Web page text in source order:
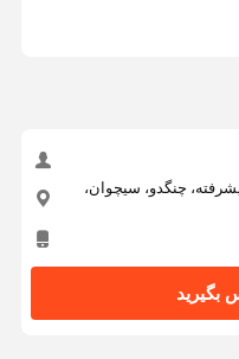
پیشرفته، چنگدو، سیچوان،
بگیرید